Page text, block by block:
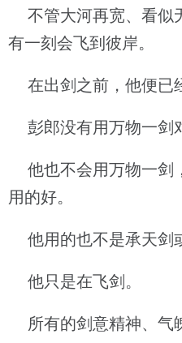
不管大河再宽、看似
有一刻会飞到彼岸。
在出剑之前，他便已
彭郎没有用万物一剑
他也不会用万物一剑
用的好。
他用的也不是承天剑
他只是在飞剑。
所有的剑意精神、气